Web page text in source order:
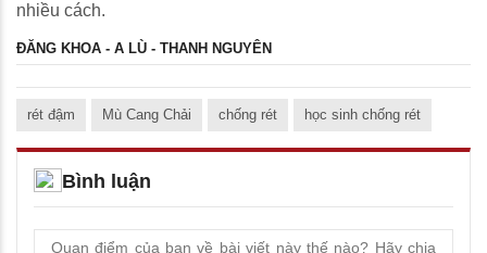
nhiều cách.
ĐĂNG KHOA - A LÙ - THANH NGUYÊN
rét đậm Mù Cang Chải chống rét học sinh chống rét
Bình luận